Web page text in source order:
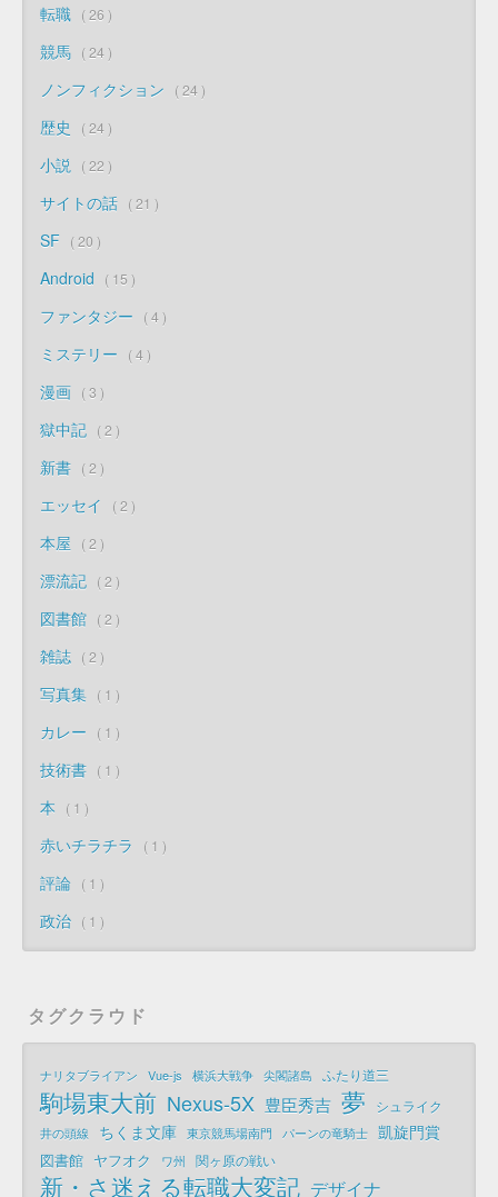
転職 26
競馬 24
ノンフィクション 24
歴史 24
小説 22
サイトの話 21
SF 20
Android 15
ファンタジー 4
ミステリー 4
漫画 3
獄中記 2
新書 2
エッセイ 2
本屋 2
漂流記 2
図書館 2
雑誌 2
写真集 1
カレー 1
技術書 1
本 1
赤いチラチラ 1
評論 1
政治 1
タグクラウド
ナリタブライアン Vue-js 横浜大戦争 尖閣諸島 ふたり道三
駒場東大前 Nexus-5X 豊臣秀吉 夢 シュライク
井の頭線 ちくま文庫 東京競馬場南門 パーンの竜騎士 凱旋門賞
図書館 ヤフオク ワ州 関ヶ原の戦い
新・さ迷える転職大変記 デザイナ